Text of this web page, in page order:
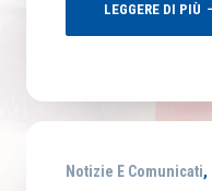
LEGGERE DI PIÙ
Notizie E Comunicati,